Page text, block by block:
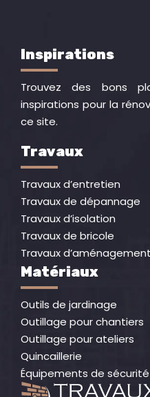
Inspirations
Trouvez des bons
inspirations pour la
ce site.
Travaux
Travaux d’entretien
Travaux de dépannage
Travaux d’isolation
Travaux de bricole
Travaux d’aménagement
Matériaux
Outils de jardinage
Outillage pour chantiers
Outillage pour ateliers
Quincaillerie
Équipements de sécurité